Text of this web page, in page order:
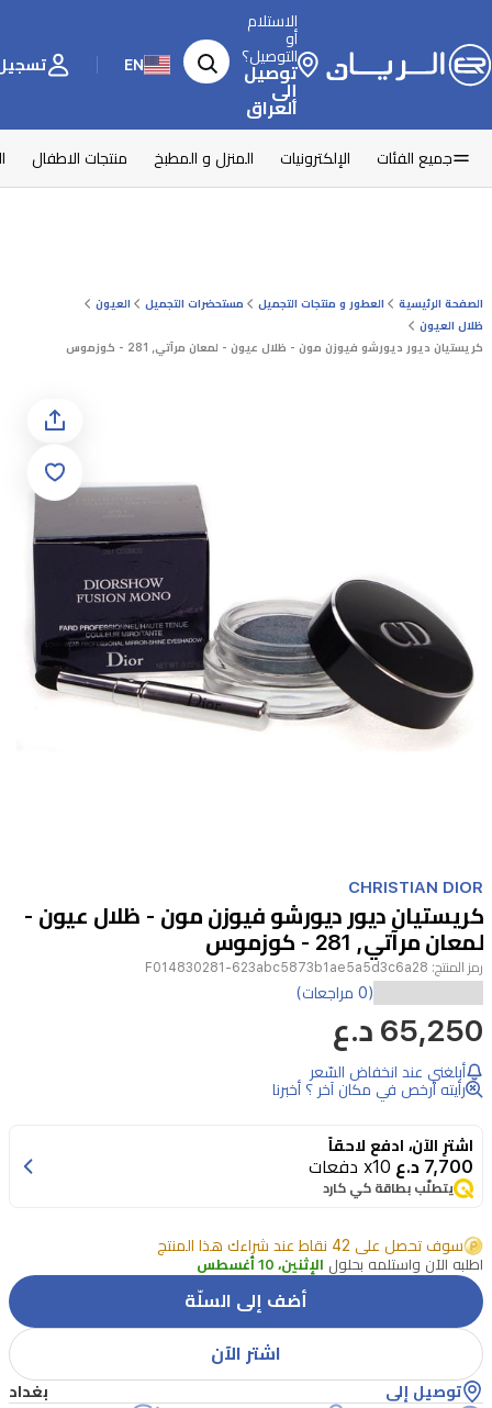
الاستلام
أو
التوصيل؟
توصيل
إلى
العراق
EN تسجيل
جميع الفئات الإلكترونيات المنزل و المطبخ منتجات الاطفال
الصفحة الرئيسية العطور و منتجات التجميل مستحضرات التجميل
العيون
ظلال العيون
كريستيان ديور ديورشو فيوزن مون - ظلال عيون - لمعان مرآتي, 281 - كوزموس
1
of
1
CHRISTIAN DIOR
كريستيان ديور ديورشو فيوزن مون - ظلال عيون -
لمعان مرآتي, 281 - كوزموس
رمز المنتج: F014830281-623abc5873b1ae5a5d3c6a28
أناقة
ظلال
العيون
فيوزن
مون
كريستيان
ديور،
التي
تتميز
بلمسة
(0 مراجعات)
65,250 د.ع
أبلغني عند انخفاض السّعر
رأيته أرخص في مكان آخر ؟ أخبرنا
اشترِ الآن، ادفع لاحقاً
7,700 د.ع x10 دفعات
يتطلّب بطاقة كي كارد
سوف تحصل على 42 نقاط عند شراءك هذا المنتج
اطلبه الآن واستلمه بحلول الإثنين، 10 أغسطس
أضف إلى السلّة
اشتر الآن
توصيل إلى بغداد